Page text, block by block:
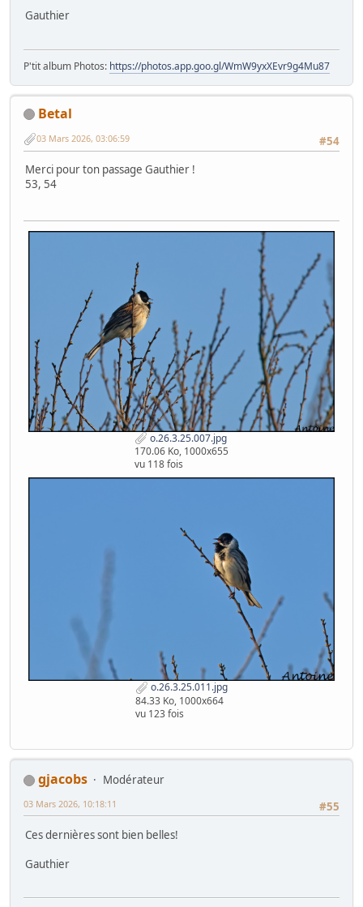
Gauthier
P'tit album Photos: https://photos.app.goo.gl/WmW9yxXEvr9g4Mu87
Betal
#54
03 Mars 2026, 03:06:59
Merci pour ton passage Gauthier !
53, 54
o.26.3.25.007.jpg
170.06 Ko, 1000x655
vu 118 fois
o.26.3.25.011.jpg
84.33 Ko, 1000x664
vu 123 fois
gjacobs
Modérateur
#55
03 Mars 2026, 10:18:11
Ces dernières sont bien belles!
Gauthier